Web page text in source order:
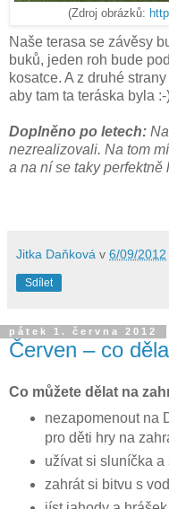
(Zdroj obrázků:
Naše terasa se závěsy
buků, jeden roh bude
kosatce. A z druhé
aby tam ta teráska byla :-
Doplněno po letech:
nezrealizovali. Na tom
a na ní se taky perfektně
Jitka Daňková v 6/09/2012
Sdílet
pátek 1. června 2012
Červen – co
Co můžete dělat na
nezapomenout na
pro děti hry na
užívat si sluníčka
zahrát si bitvu s